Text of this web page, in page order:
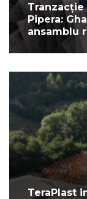
Tranzacție
Pipera:
ansamblu
TeraPlast